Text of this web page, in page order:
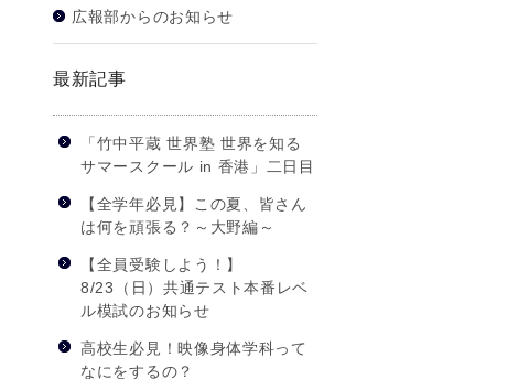
広報部からのお知らせ
最新記事
「竹中平蔵 世界塾 世界を知る
サマースクール in 香港」二日目
【全学年必見】この夏、皆さん
は何を頑張る？～大野編～
【全員受験しよう！】
8/23（日）共通テスト本番レベ
ル模試のお知らせ
高校生必見！映像身体学科って
なにをするの？